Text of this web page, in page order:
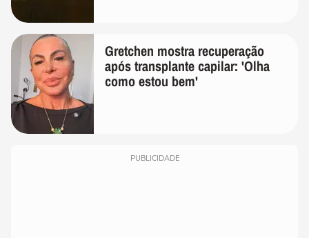
Gretchen mostra recuperação
após transplante capilar: 'Olha
como estou bem'
PUBLICIDADE